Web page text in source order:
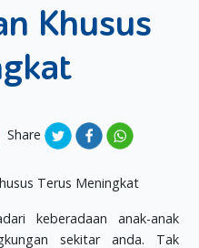
Khusus
Share
keberadaan anak-anak
sekitar anda. Tak